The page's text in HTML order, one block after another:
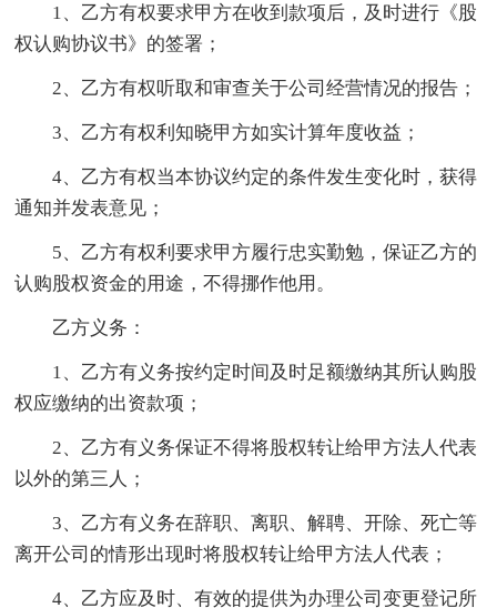
1、乙方有权要求甲方在收到款项后，及时进行《股
权认购协议书》的签署；
2、乙方有权听取和审查关于公司经营情况的报告；
3、乙方有权利知晓甲方如实计算年度收益；
4、乙方有权当本协议约定的条件发生变化时，获得
通知并发表意见；
5、乙方有权利要求甲方履行忠实勤勉，保证乙方的
认购股权资金的用途，不得挪作他用。
乙方义务：
1、乙方有义务按约定时间及时足额缴纳其所认购股
权应缴纳的出资款项；
2、乙方有义务保证不得将股权转让给甲方法人代表
以外的第三人；
3、乙方有义务在辞职、离职、解聘、开除、死亡等
离开公司的情形出现时将股权转让给甲方法人代表；
4、乙方应及时、有效的提供为办理公司变更登记所